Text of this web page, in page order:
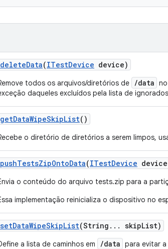
deleteData(ITestDevice device)
todos os arquivos/diretórios de /data
daqueles excluídos pela lista de
getDataWipeSkipList()
o diretório de diretórios a serem limpos,
pushTestsZipOntoData(ITestDevice device
o conteúdo do arquivo tests.zip para a
implementação reinicializa o dispositivo no
setDataWipeSkipList(String . . . skipList)
a lista de caminhos em /data para evitar a